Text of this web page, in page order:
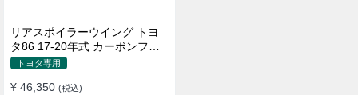
リアスポイラーウイング トヨ
タ86 17-20年式 カーボンファ
イバー 貼り付け装着
トヨタ専用
¥ 46,350 (税込)